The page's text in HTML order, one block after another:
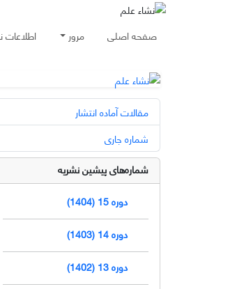
صفحه اصلی مرور اطلاعات
مقالات آماده انتشار
شماره جاری
شماره‌های پیشین نشریه
دوره 15 (1404)
دوره 14 (1403)
دوره 13 (1402)